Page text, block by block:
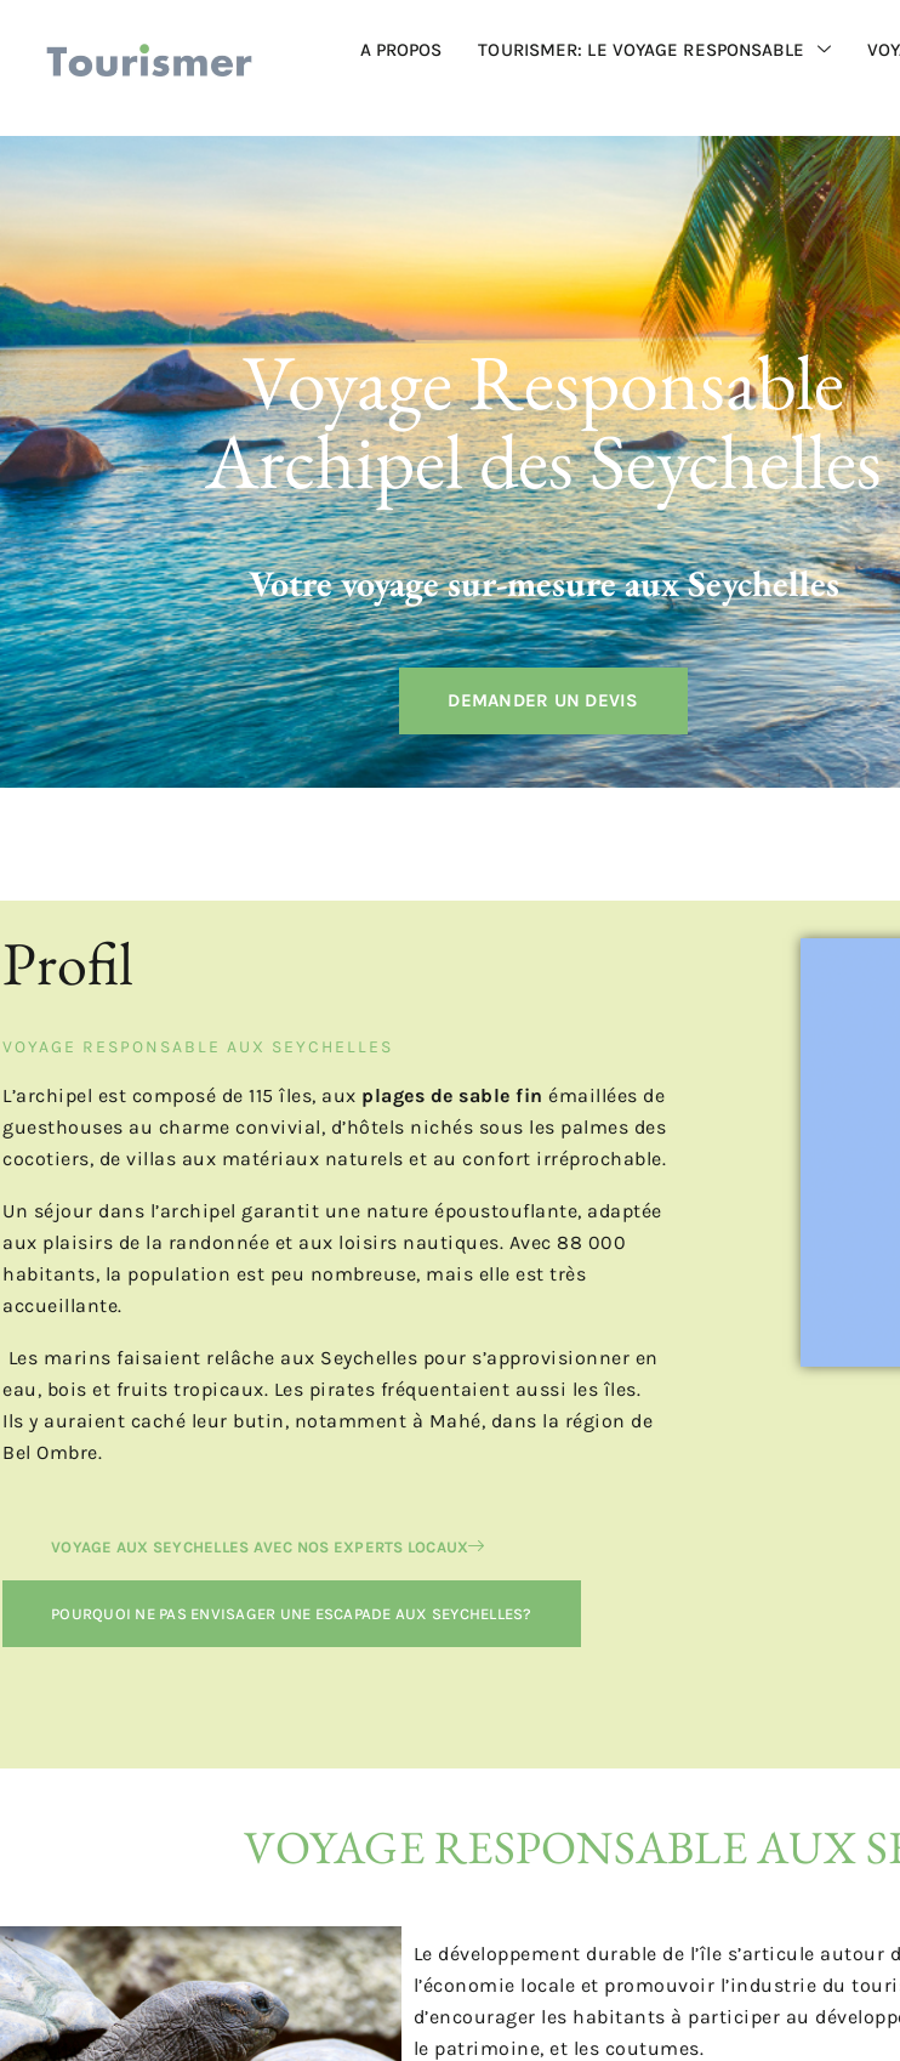
A PROPOS TOURISMER: LE VOYAGE RESPONSABLE
Voyage Responsable
Archipel des Seychelles
Votre voyage sur-mesure aux Seychelles
DEMANDER UN DEVIS
Profil
VOYAGE RESPONSABLE AUX SEYCHELLES
L’archipel est composé de 115 îles, aux plages de sable fin émaillées de
guesthouses au charme convivial, d’hôtels nichés sous les palmes des
cocotiers, de villas aux matériaux naturels et au confort irréprochable.
Un séjour dans l’archipel garantit une nature époustouflante, adaptée
aux plaisirs de la randonnée et aux loisirs nautiques. Avec 88 000
habitants, la population est peu nombreuse, mais elle est très
accueillante.
Les marins faisaient relâche aux Seychelles pour s’approvisionner en
eau, bois et fruits tropicaux. Les pirates fréquentaient aussi les îles.
Ils y auraient caché leur butin, notamment à Mahé, dans la région de
Bel Ombre.
VOYAGE AUX SEYCHELLES AVEC NOS EXPERTS LOCAUX
POURQUOI NE PAS ENVISAGER UNE ESCAPADE AUX SEYCHELLES?
VOYAGE RESPONSABLE AUX
Le développement durable de l’île s’articule
l’économie locale et promouvoir l’industrie du
d’encourager les habitants à participer au
le patrimoine, et les coutumes.